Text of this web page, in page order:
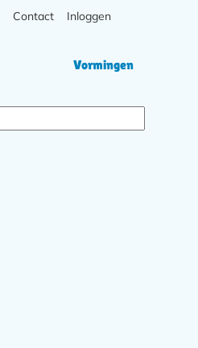
Vormingen
Contact Inloggen